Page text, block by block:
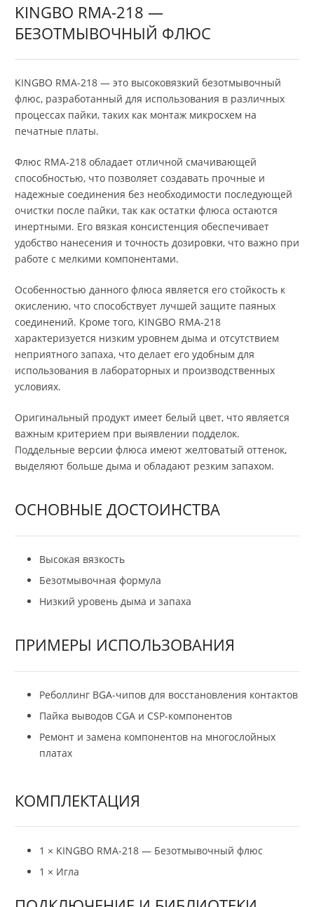
KINGBO RMA-218 —
БЕЗОТМЫВОЧНЫЙ ФЛЮС
KINGBO RMA-218 — это высоковязкий безотмывочный
флюс, разработанный для использования в различных
процессах пайки, таких как монтаж микросхем на
печатные платы.
Флюс RMA-218 обладает отличной смачивающей
способностью, что позволяет создавать прочные и
надежные соединения без необходимости последующей
очистки после пайки, так как остатки флюса остаются
инертными. Его вязкая консистенция обеспечивает
удобство нанесения и точность дозировки, что важно при
работе с мелкими компонентами.
Особенностью данного флюса является его стойкость к
окислению, что способствует лучшей защите паяных
соединений. Кроме того, KINGBO RMA-218
характеризуется низким уровнем дыма и отсутствием
неприятного запаха, что делает его удобным для
использования в лабораторных и производственных
условиях.
Оригинальный продукт имеет белый цвет, что является
важным критерием при выявлении подделок.
Поддельные версии флюса имеют желтоватый оттенок,
выделяют больше дыма и обладают резким запахом.
ОСНОВНЫЕ ДОСТОИНСТВА
Высокая вязкость
Безотмывочная формула
Низкий уровень дыма и запаха
ПРИМЕРЫ ИСПОЛЬЗОВАНИЯ
Реболлинг BGA-чипов для восстановления контактов
Пайка выводов CGA и CSP-компонентов
Ремонт и замена компонентов на многослойных
платах
КОМПЛЕКТАЦИЯ
1 × KINGBO RMA-218 — Безотмывочный флюс
1 × Игла